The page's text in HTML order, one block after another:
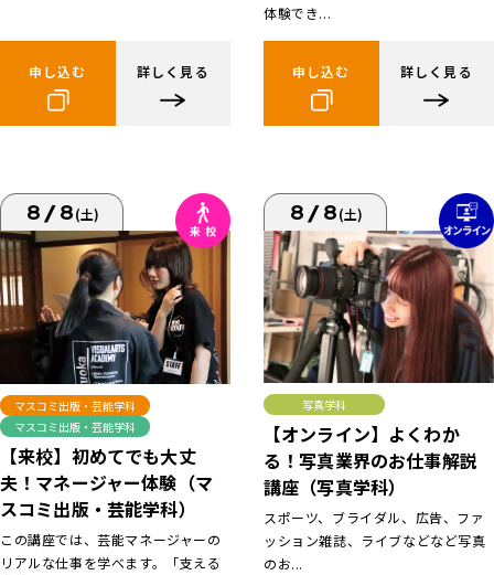
申し込む 詳しく見る
体験でき...
申し込む 詳しく見る
8/8(土)
マスコミ出版・芸能学科
マスコミ出版・芸能学科
【来校】初めてでも大丈
夫！マネージャー体験（マ
スコミ出版・芸能学科）
この講座では、芸能マネージャーの
リアルな仕事を学べます。「支える
8/8(土)
写真学科
【オンライン】よくわか
る！写真業界のお仕事解説
講座（写真学科）
スポーツ、ブライダル、広告、ファ
ッション雑誌、ライブなどなど写真
のお...